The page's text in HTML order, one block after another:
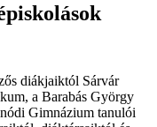
diákjaiktól Sárvár
a Barabás György
Gimnázium tanulói